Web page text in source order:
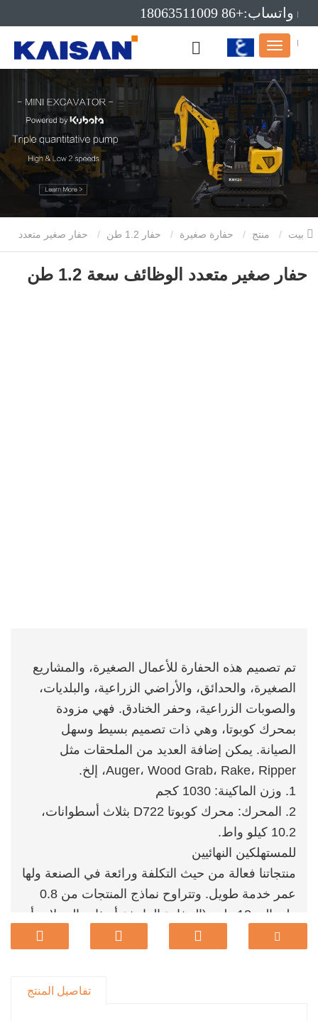
واتساب:+86 18063511009
بريد إلكتروني:info@kaisanmachinery.com
منتج حفارة صغيرة حفار 1.2 طن حفار صغير متعدد
الوظائف سعة 1.2 طن
حفار صغير متعدد الوظائف سعة 1.2 طن
تم تصميم هذه الحفارة للأعمال الصغيرة، والمشاريع
الصغيرة، والحدائق، والأراضي الزراعية، والبلديات،
والصوبات الزراعية، وحفر الخنادق. فهي مزودة
بمحرك كوبوتا، وهي ذات تصميم بسيط وسهل
الصيانة. يمكن إضافة العديد من الملحقات مثل
Auger، Wood Grab، Rake، Ripper، إلخ.
1. وزن الماكينة: 1030 كجم
2. المحرك: محرك كوبوتا D722 بثلاث أسطوانات،
10.2 كيلو واط.
للمستهلكين النهائيين
منتجاتنا فعالة من حيث التكلفة ورائعة في الصنعة ولها
عمر خدمة طويل. وتتراوح نماذج المنتجات من 0.8
طن إلى 12 طن. (الحفارة الزاحفة أو ذات العجلات أو
الزاحفة) يمكنها تلبية احتياجاتك ودعم التخصيص
تفاصيل المنتج